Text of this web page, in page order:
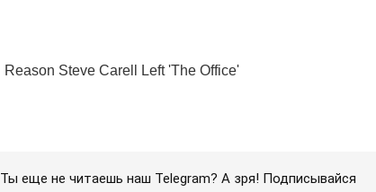
Ты еще не читаешь наш Telegram? А зря! Подписывайся